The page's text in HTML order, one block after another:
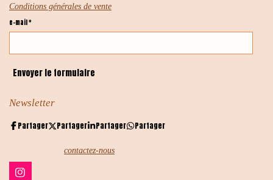
Conditions générales de vente
e-mail *
Envoyer le formulaire
Newsletter
Partager Partager Partager Partager
contactez-nous
I